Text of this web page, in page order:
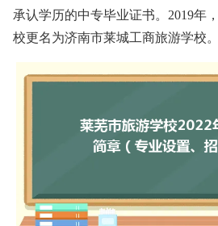
承认学历的中专毕业证书。2019年
校更名为济南市莱城工商旅游学校。